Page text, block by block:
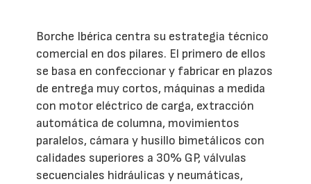
Borche Ibérica centra su estrategia técnico
comercial en dos pilares. El primero de ellos
se basa en confeccionar y fabricar en plazos
de entrega muy cortos, máquinas a medida
con motor eléctrico de carga, extracción
automática de columna, movimientos
paralelos, cámara y husillo bimetálicos con
calidades superiores a 30% GP, válvulas
secuenciales hidráulicas y neumáticas,